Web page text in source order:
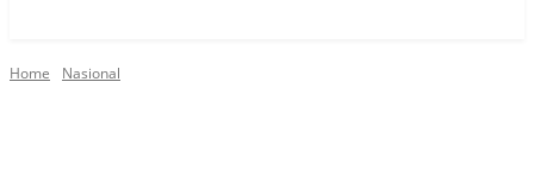
Home Nasional